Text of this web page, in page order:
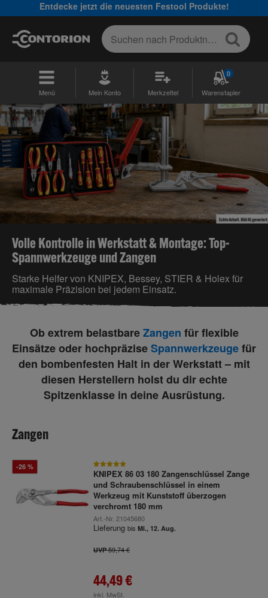
Entdecke jetzt die neuesten Festool Produkte!
Menü Mein Konto Merkzettel
0
Warenstapler
Volle Kontrolle in Werkstatt & Montage: Top-
Spannwerkzeuge und Zangen
Starke Helfer von KNIPEX, Bessey, STIER & Holex für
maximale Präzision bei jedem Einsatz.
Ob extrem belastbareZangen für flexible
Einsätze oder hochpräziseSpannwerkzeugefür
den bombenfesten Halt in der Werkstatt – mit
diesen Herstellern holst du dir echte
Spitzenklasse in deine Ausrüstung.
Zangen
-26 %
KNIPEX 86 03 180 Zangenschlüssel Zange
und Schraubenschlüssel in einem
Werkzeug mit Kunststoff überzogen
verchromt 180 mm
Art.-Nr. 21045680
Lieferung bis Mi., 12. Aug.
UVP59,74 €
44,49 €
inkl. MwSt.